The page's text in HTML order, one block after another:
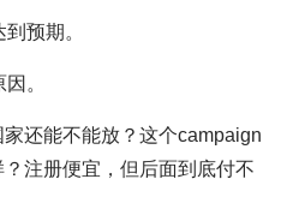
预期。
。
还能不能放？这个campaign
注册便宜，但后面到底付不